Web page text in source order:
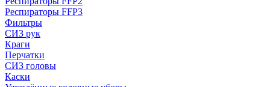
Респираторы FFP3
Фильтры
СИЗ рук
Краги
Перчатки
СИЗ головы
Каски